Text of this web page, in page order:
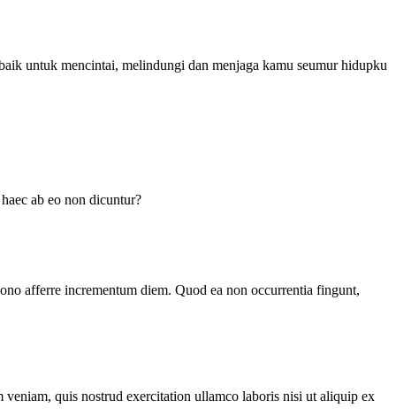
untuk mencintai, melindungi dan menjaga kamu seumur hidupku
ab eo non dicuntur?
afferre incrementum diem. Quod ea non occurrentia fingunt,
quis nostrud exercitation ullamco laboris nisi ut aliquip ex